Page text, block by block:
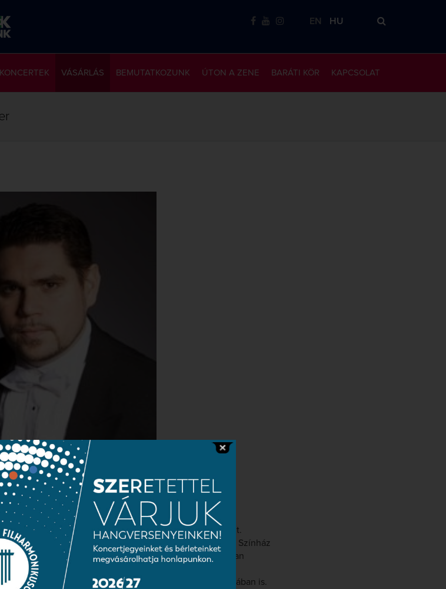
EN HU
KAPCSOLAT
BARÁTI KÖR
ÚTON A ZENE
KONCERTEK VÁSÁRLÁS BEMUTATKOZUNK
magánének tagozatán végezte, Lax Éva növendékeként.
indult. 2002-2008 között a Szegedi Nemzeti Színház
2004 között a Magyar Állami Operaház operastúdiójában
Simándy-díjjal tüntették ki. Több alkalommal
Svájcban, valamint fellépett Angliában és Szlovákiában is.